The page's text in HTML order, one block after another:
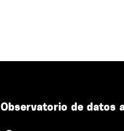
Observatorio de datos